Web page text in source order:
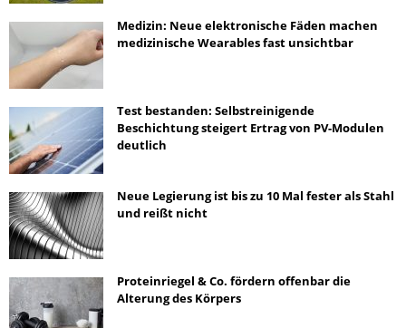
Medizin: Neue elektronische Fäden machen
medizinische Wearables fast unsichtbar
Test bestanden: Selbstreinigende
Beschichtung steigert Ertrag von PV-Modulen
deutlich
Neue Legierung ist bis zu 10 Mal fester als Stahl
und reißt nicht
Proteinriegel & Co. fördern offenbar die
Alterung des Körpers